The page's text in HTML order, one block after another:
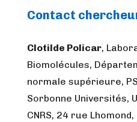
Contact
Clotilde Policar,
Biomolécules,
normale supérieure,
Sorbonne Universités,
CNRS, 24 rue